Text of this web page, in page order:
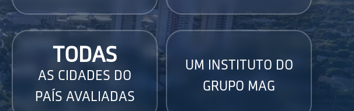
TODAS
AS CIDADES DO
PAÍS AVALIADAS
UM INSTITUTO DO
GRUPO MAG